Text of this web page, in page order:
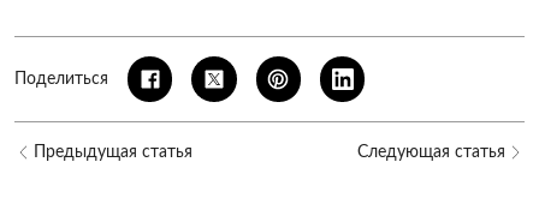
Поделиться
Предыдущая статья Следующая статья